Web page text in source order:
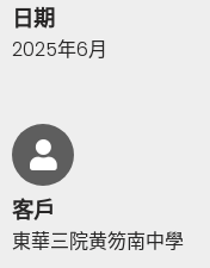
日期
2025年6月
客戶
東華三院黄笏南中學